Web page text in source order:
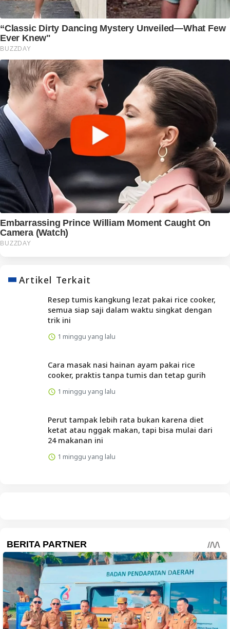
Artikel Terkait
Resep tumis kangkung lezat pakai rice cooker,
semua siap saji dalam waktu singkat dengan
trik ini
1 minggu yang lalu
Cara masak nasi hainan ayam pakai rice
cooker, praktis tanpa tumis dan tetap gurih
1 minggu yang lalu
Perut tampak lebih rata bukan karena diet
ketat atau nggak makan, tapi bisa mulai dari
24 makanan ini
1 minggu yang lalu